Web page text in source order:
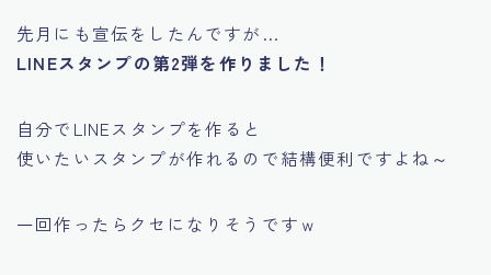
先月にも宣伝をしたんですが…
LINEスタンプの第2弾を作りました！
自分でLINEスタンプを作ると
使いたいスタンプが作れるので結構便利ですよね～
一回作ったらクセになりそうですｗ